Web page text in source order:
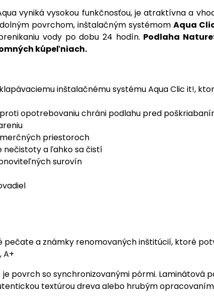
vyniká vysokou funkčnosťou, je atraktívna a
povrchom, inštalačným systémom Aqua
vody po dobu 24 hodín. Podlaha
kúpeľniach.
inštalačnému systému Aqua Clic it!,
opotrebovaniu chráni podlahu pred
priestoroch
nečistoty a ľahko sa čistí
surovín
pečate a známky renomovaných inštitúcií, ktoré
A+
je povrch so synchronizovanými pórmi.
textúrou dreva alebo hrubým